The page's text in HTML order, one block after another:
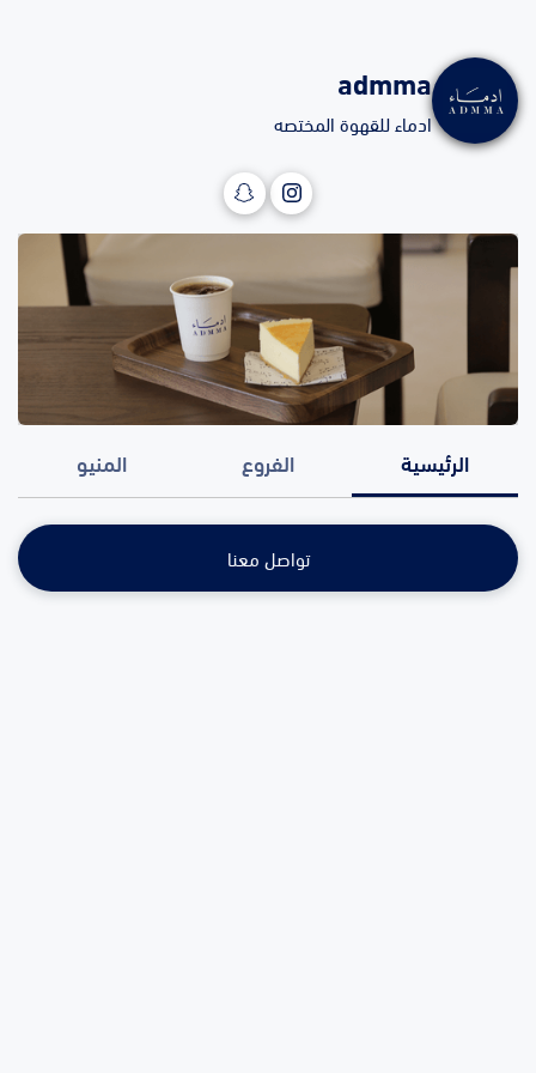
admma
ادماء للقهوة المختصه
الرئيسية الفروع المنيو
تواصل معنا